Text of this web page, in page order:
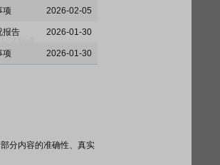
项 2026-02-05
报告 2026-01-30
项 2026-01-30
分内容的准确性、真实